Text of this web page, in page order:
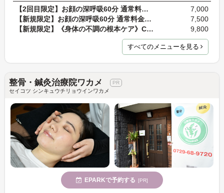
【2回目限定】お顔の深呼吸60分 通常料金7,500円
7,000
【新規限定】お顔の深呼吸60分 通常料金7,500円
7,500
【新規限定】《身体の不調の根本ケア》CS60 トータル…
9,800
すべてのメニューを見る
整骨・鍼灸治療院ワカメ
セイコツ シンキュウチリョウインワカメ
EPARKで予約する [PR]